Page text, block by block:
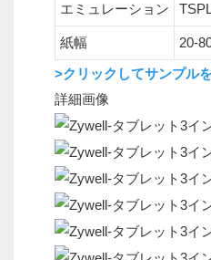
エミュレーション
紙幅
20-
>クリックしてサンプル
詳細画像